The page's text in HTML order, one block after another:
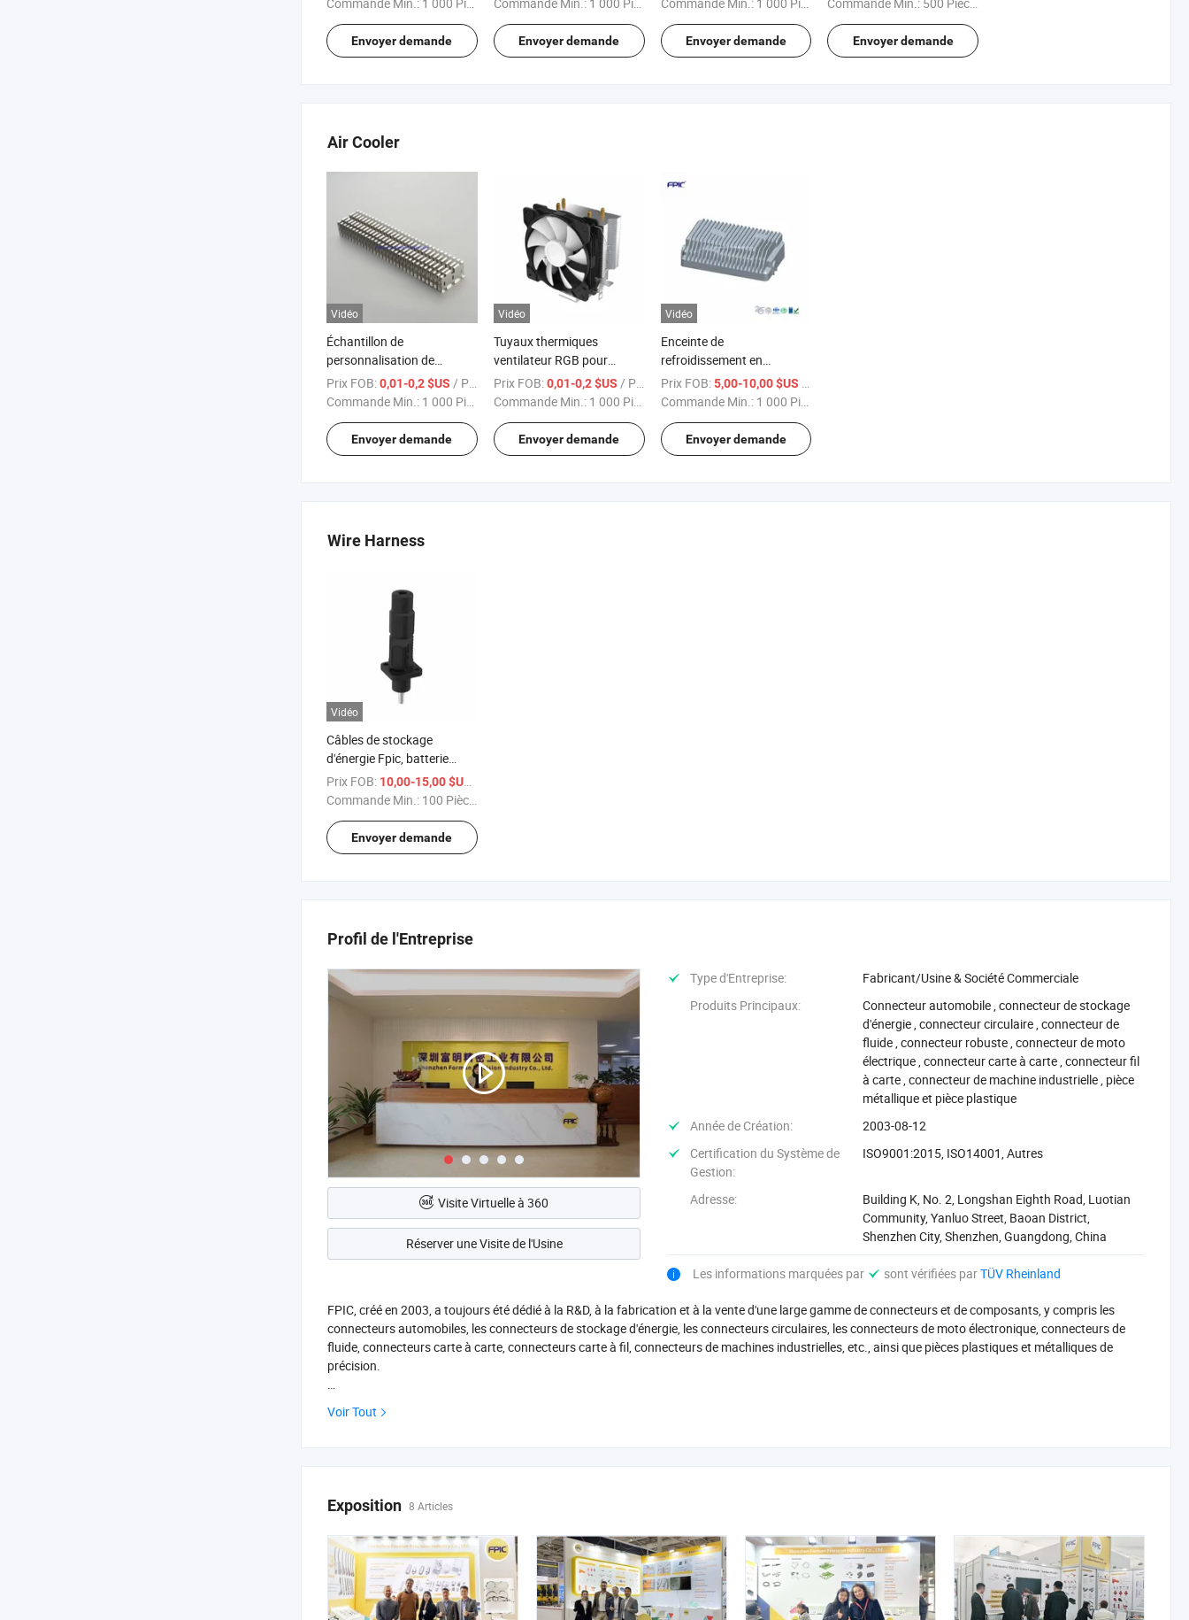
Commande Min.: 1 000 Pièces
Envoyer demande
Commande Min.: 1 000 Pièces
Envoyer demande
Commande Min.: 1 000 Pièces
Envoyer demande
Commande Min.: 500 Pièces
Envoyer demande
Air Cooler
Vidéo
Échantillon de
personnalisation de
dissipateurs thermiques en
aluminium avec ailettes de
OEM
Prix FOB:0,01-0,2 $US / Pièce
Commande Min.: 1 000 Pièces
Envoyer demande
Vidéo
Tuyaux thermiques
ventilateur RGB pour
processeur dissipateur
thermique en aluminium
refroidisseur d'air
Prix FOB:0,01-0,2 $US / Pièce
Commande Min.: 1 000 Pièces
Envoyer demande
Vidéo
Enceinte de
refroidissement en
aluminium moulé sous
pression pour LED
Prix FOB:5,00-10,00 $US / Pièce
Commande Min.: 1 000 Pièces
Envoyer demande
Wire Harness
Vidéo
Câbles de stockage
d'énergie Fpic, batterie
solaire, connecteur haute
tension
Prix FOB: 10,00-15,00 $US
Commande Min.: 100 Pièces
Envoyer demande
Profil de l'Entreprise
Visite Virtuelle à 360
Réserver une Visite de l'Usine
Type d'Entreprise:
Fabricant/Usine & Société Commerciale
Produits Principaux:
‪Connecteur automobile‬,‪connecteur de stockage
d'énergie‬,‪connecteur circulaire‬,‪connecteur de
fluide‬,‪connecteur robuste‬,‪connecteur de moto
électrique‬,‪connecteur carte à carte‬,‪connecteur fil
à carte‬,‪connecteur de machine industrielle‬, ‪pièce
métallique et pièce plastique‬
Année de Création:
2003-08-12
Certification du Système de
Gestion:
ISO9001:2015, ISO14001, Autres
Adresse:
Building K, No. 2, Longshan Eighth Road, Luotian
Community, Yanluo Street, Baoan District,
Shenzhen City, Shenzhen, Guangdong, China
Les informations marquées par sont vérifiées parTÜV Rheinland
FPIC, créé en 2003, a toujours été dédié à la R&D, à la fabrication et à la vente d'une large gamme de connecteurs et de composants, y compris les
connecteurs automobiles, les connecteurs de stockage d'énergie, les connecteurs circulaires, les connecteurs de moto électronique, connecteurs de
fluide, connecteurs carte à carte, connecteurs carte à fil, connecteurs de machines industrielles, etc., ainsi que pièces plastiques et métalliques de
précision.
Voir Tout
Exposition 8 Articles